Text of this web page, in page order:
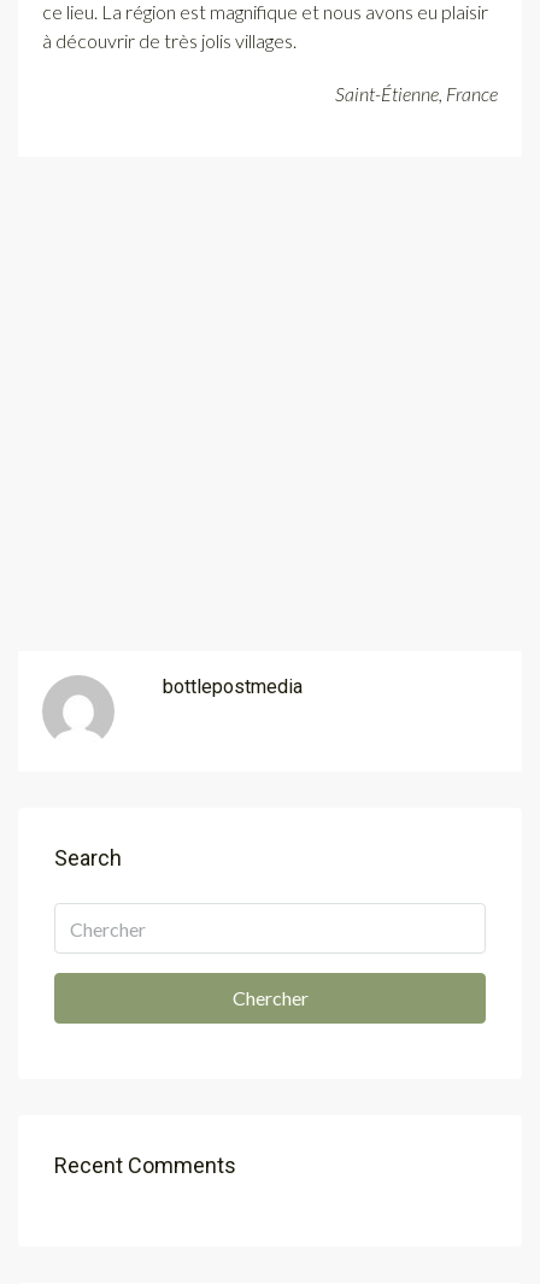
ce lieu. La région est magnifique et nous avons eu plaisir
à découvrir de très jolis villages.
Saint-Étienne, France
bottlepostmedia
Search
Chercher
Recent Comments